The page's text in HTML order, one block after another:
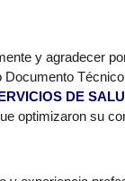
y agradecer
Documento Técnico
DE
optimizaron su